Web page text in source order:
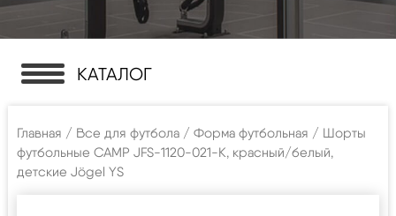
КАТАЛОГ
Главная / Все для футбола / Форма футбольная / Шорты
футбольные CAMP JFS-1120-021-K, красный/белый,
детские Jögel YS